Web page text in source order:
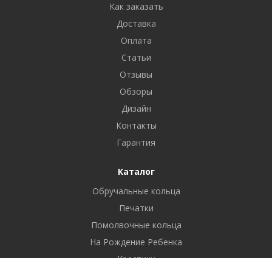
Как заказать
Доставка
Оплата
Статьи
Отзывы
Обзоры
Дизайн
Контакты
Гарантия
Каталог
Обручальные кольца
Печатки
Помолвочные кольца
На Рождение Ребенка